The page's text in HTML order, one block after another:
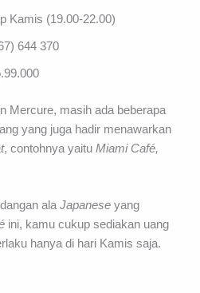
Kamis (19.00-22.00)
644 370
Mercure, masih ada beberapa
yang juga hadir menawarkan
, contohnya yaituMiami Café,
alaJapanese yang
ini, kamu cukup sediakan uang
hanya di hari Kamis saja.